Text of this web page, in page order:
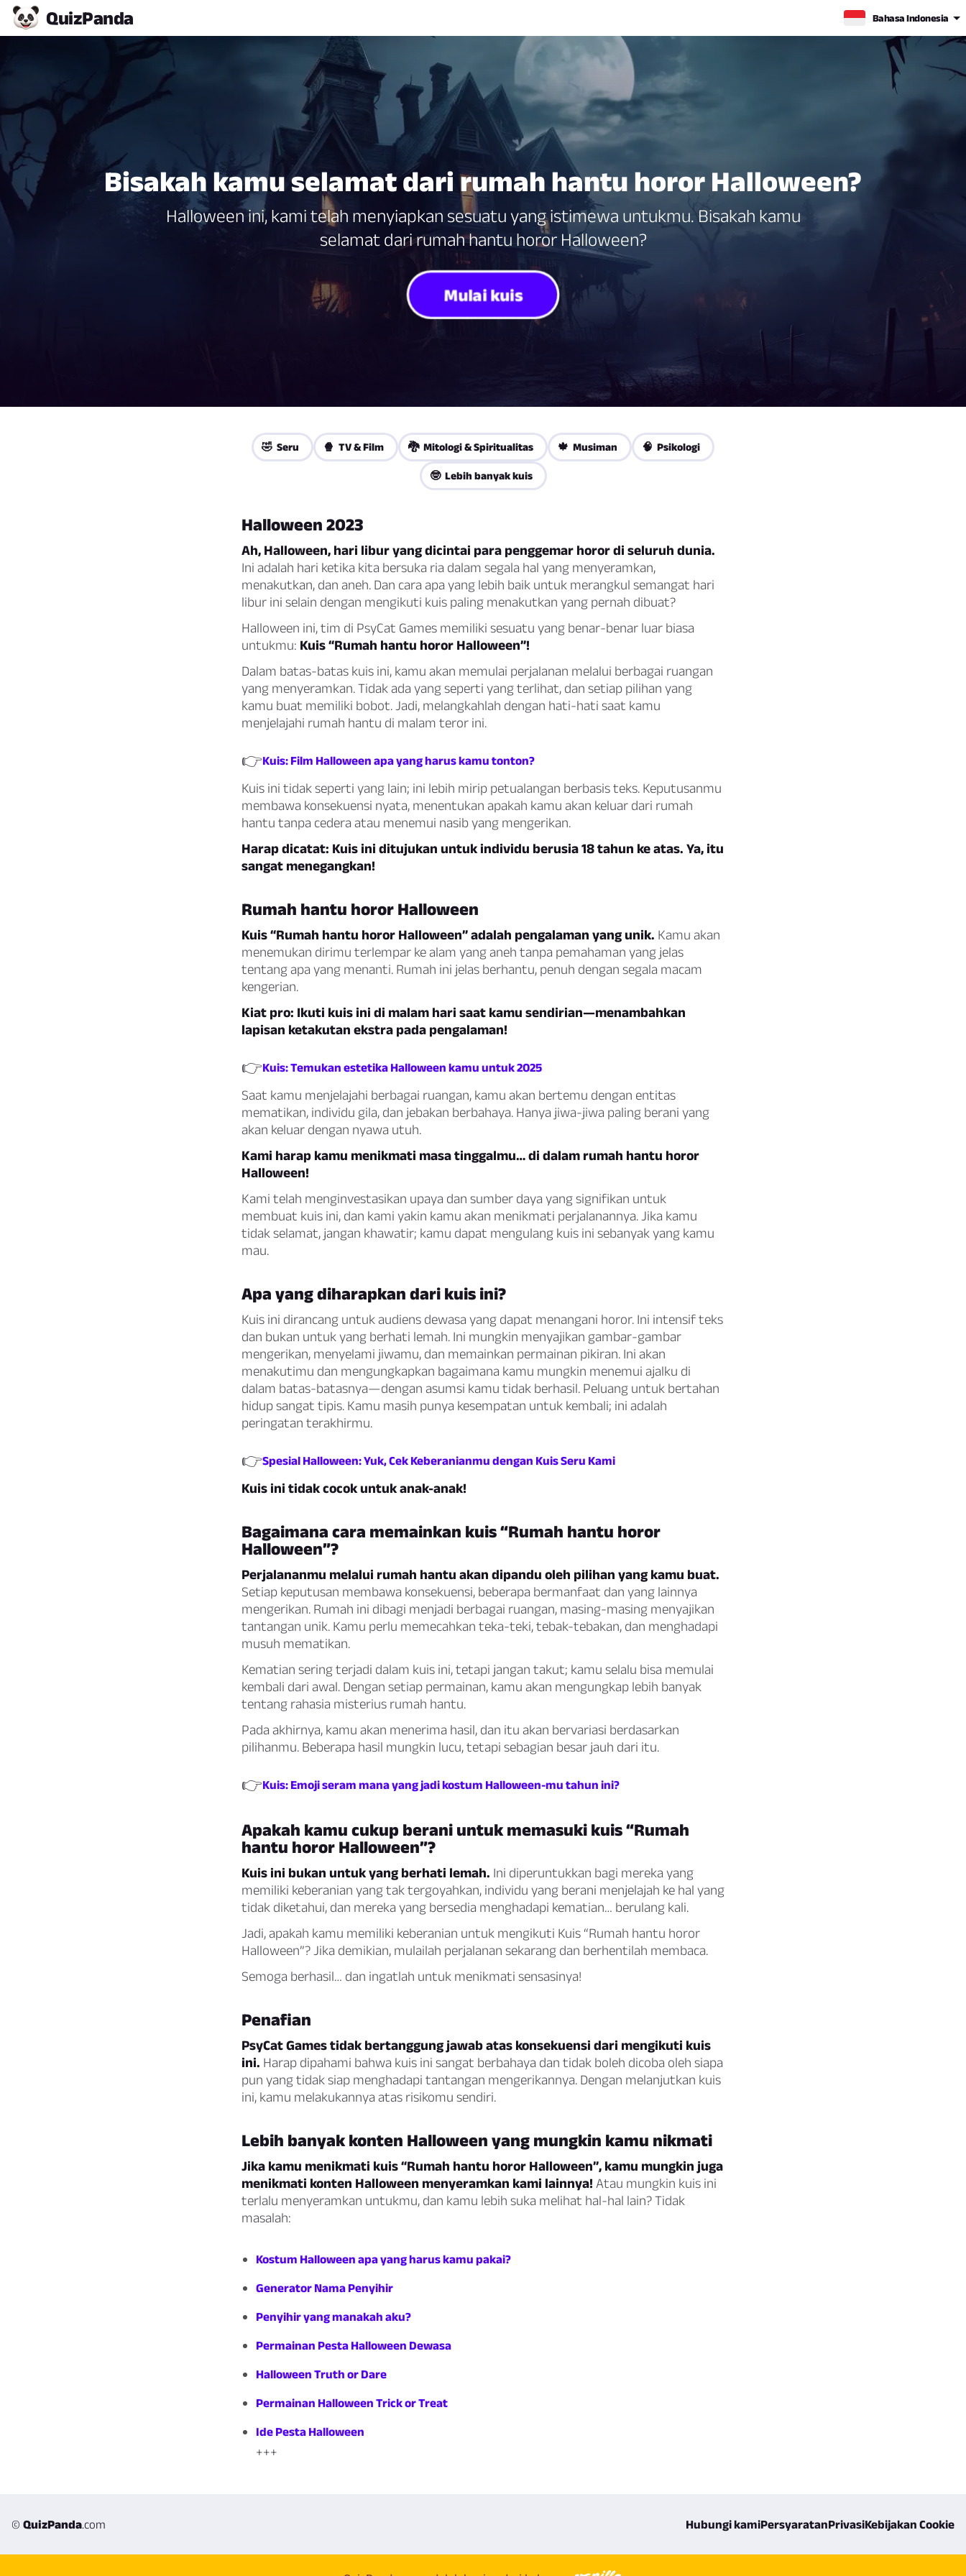
QuizPanda Bahasa Indonesia
Bisakah kamu selamat dari rumah hantu horor Halloween?
Halloween ini, kami telah menyiapkan sesuatu yang istimewa untukmu. Bisakah kamu
selamat dari rumah hantu horor Halloween?
Mulai kuis
🤣 Seru 🍿 TV & Film 🐉 Mitologi & Spiritualitas 🍁 Musiman 🧠 Psikologi
🤓 Lebih banyak kuis
Halloween 2023
Ah, Halloween, hari libur yang dicintai para penggemar horor di seluruh dunia.
Ini adalah hari ketika kita bersuka ria dalam segala hal yang menyeramkan,
menakutkan, dan aneh. Dan cara apa yang lebih baik untuk merangkul semangat hari
libur ini selain dengan mengikuti kuis paling menakutkan yang pernah dibuat?
Halloween ini, tim di PsyCat Games memiliki sesuatu yang benar-benar luar biasa
untukmu: Kuis “Rumah hantu horor Halloween”!
Dalam batas-batas kuis ini, kamu akan memulai perjalanan melalui berbagai ruangan
yang menyeramkan. Tidak ada yang seperti yang terlihat, dan setiap pilihan yang
kamu buat memiliki bobot. Jadi, melangkahlah dengan hati-hati saat kamu
menjelajahi rumah hantu di malam teror ini.
👉Kuis: Film Halloween apa yang harus kamu tonton?
Kuis ini tidak seperti yang lain; ini lebih mirip petualangan berbasis teks. Keputusanmu
membawa konsekuensi nyata, menentukan apakah kamu akan keluar dari rumah
hantu tanpa cedera atau menemui nasib yang mengerikan.
Harap dicatat: Kuis ini ditujukan untuk individu berusia 18 tahun ke atas. Ya, itu
sangat menegangkan!
Rumah hantu horor Halloween
Kuis “Rumah hantu horor Halloween” adalah pengalaman yang unik. Kamu akan
menemukan dirimu terlempar ke alam yang aneh tanpa pemahaman yang jelas
tentang apa yang menanti. Rumah ini jelas berhantu, penuh dengan segala macam
kengerian.
Kiat pro: Ikuti kuis ini di malam hari saat kamu sendirian—menambahkan
lapisan ketakutan ekstra pada pengalaman!
👉Kuis: Temukan estetika Halloween kamu untuk 2025
Saat kamu menjelajahi berbagai ruangan, kamu akan bertemu dengan entitas
mematikan, individu gila, dan jebakan berbahaya. Hanya jiwa-jiwa paling berani yang
akan keluar dengan nyawa utuh.
Kami harap kamu menikmati masa tinggalmu… di dalam rumah hantu horor
Halloween!
Kami telah menginvestasikan upaya dan sumber daya yang signifikan untuk
membuat kuis ini, dan kami yakin kamu akan menikmati perjalanannya. Jika kamu
tidak selamat, jangan khawatir; kamu dapat mengulang kuis ini sebanyak yang kamu
mau.
Apa yang diharapkan dari kuis ini?
Kuis ini dirancang untuk audiens dewasa yang dapat menangani horor. Ini intensif teks
dan bukan untuk yang berhati lemah. Ini mungkin menyajikan gambar-gambar
mengerikan, menyelami jiwamu, dan memainkan permainan pikiran. Ini akan
menakutimu dan mengungkapkan bagaimana kamu mungkin menemui ajalku di
dalam batas-batasnya—dengan asumsi kamu tidak berhasil. Peluang untuk bertahan
hidup sangat tipis. Kamu masih punya kesempatan untuk kembali; ini adalah
peringatan terakhirmu.
👉Spesial Halloween: Yuk, Cek Keberanianmu dengan Kuis Seru Kami
Kuis ini tidak cocok untuk anak-anak!
Bagaimana cara memainkan kuis “Rumah hantu horor
Halloween”?
Perjalananmu melalui rumah hantu akan dipandu oleh pilihan yang kamu buat.
Setiap keputusan membawa konsekuensi, beberapa bermanfaat dan yang lainnya
mengerikan. Rumah ini dibagi menjadi berbagai ruangan, masing-masing menyajikan
tantangan unik. Kamu perlu memecahkan teka-teki, tebak-tebakan, dan menghadapi
musuh mematikan.
Kematian sering terjadi dalam kuis ini, tetapi jangan takut; kamu selalu bisa memulai
kembali dari awal. Dengan setiap permainan, kamu akan mengungkap lebih banyak
tentang rahasia misterius rumah hantu.
Pada akhirnya, kamu akan menerima hasil, dan itu akan bervariasi berdasarkan
pilihanmu. Beberapa hasil mungkin lucu, tetapi sebagian besar jauh dari itu.
👉Kuis: Emoji seram mana yang jadi kostum Halloween-mu tahun ini?
Apakah kamu cukup berani untuk memasuki kuis “Rumah
hantu horor Halloween”?
Kuis ini bukan untuk yang berhati lemah. Ini diperuntukkan bagi mereka yang
memiliki keberanian yang tak tergoyahkan, individu yang berani menjelajah ke hal yang
tidak diketahui, dan mereka yang bersedia menghadapi kematian… berulang kali.
Jadi, apakah kamu memiliki keberanian untuk mengikuti Kuis “Rumah hantu horor
Halloween”? Jika demikian, mulailah perjalanan sekarang dan berhentilah membaca.
Semoga berhasil… dan ingatlah untuk menikmati sensasinya!
Penafian
PsyCat Games tidak bertanggung jawab atas konsekuensi dari mengikuti kuis
ini. Harap dipahami bahwa kuis ini sangat berbahaya dan tidak boleh dicoba oleh siapa
pun yang tidak siap menghadapi tantangan mengerikannya. Dengan melanjutkan kuis
ini, kamu melakukannya atas risikomu sendiri.
Lebih banyak konten Halloween yang mungkin kamu nikmati
Jika kamu menikmati kuis “Rumah hantu horor Halloween”, kamu mungkin juga
menikmati konten Halloween menyeramkan kami lainnya! Atau mungkin kuis ini
terlalu menyeramkan untukmu, dan kamu lebih suka melihat hal-hal lain? Tidak
masalah:
Kostum Halloween apa yang harus kamu pakai?
Generator Nama Penyihir
Penyihir yang manakah aku?
Permainan Pesta Halloween Dewasa
Halloween Truth or Dare
Permainan Halloween Trick or Treat
Ide Pesta Halloween
+++
© QuizPanda.com Hubungi kamiPersyaratanPrivasiKebijakan Cookie